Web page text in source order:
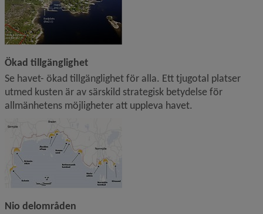
Ökad tillgänglighet
Se havet- ökad tillgänglighet för alla. Ett tjugotal platser
utmed kusten är av särskild strategisk betydelse för
allmänhetens möjligheter att uppleva havet.
Nio delområden